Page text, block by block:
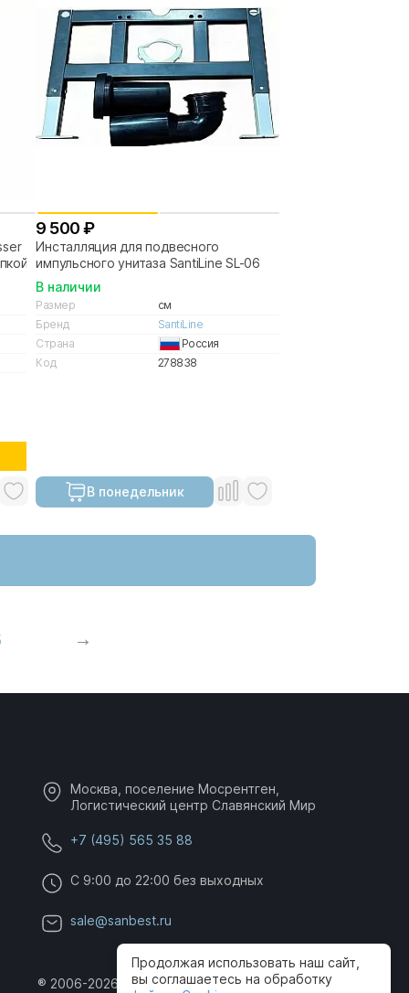
9 500 ₽
Инсталляция для подвесного
импульсного унитаза SantiLine SL-06
В наличии
Размер
см
Бренд
SantiLine
Страна
Россия
Код
278838
В понедельник
Москва, поселение Мосрентген,
Логистический центр Славянский Мир
+7 (495) 565 35 88
C 9:00 до 22:00 без выходных
sale@sanbest.ru
® 2006-2026 SanBest. Все права защищены
Продолжая использовать наш сайт,
вы соглашаетесь на обработку